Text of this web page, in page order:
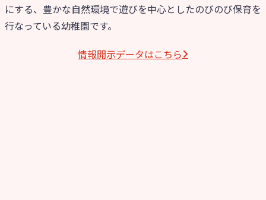
にする、豊かな自然環境で遊びを中心としたのびのび保育を
行なっている幼稚園です。
情報開⽰データはこちら